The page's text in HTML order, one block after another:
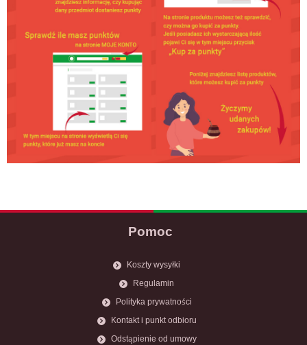
Pomoc
Koszty wysyłki
Regulamin
Polityka prywatności
Kontakt i punkt odbioru
Odstąpienie od umowy